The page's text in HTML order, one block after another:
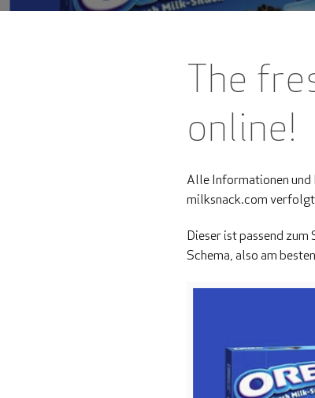
The
online!
Alle Informationen und
milksnack.com verfolgt
Dieser ist passend
Schema, also am